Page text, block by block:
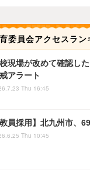
委員会アクセスラン
現場が改めて確認し
アラート
Thu 16:45
教員採用】北九州市、
Thu 10:45